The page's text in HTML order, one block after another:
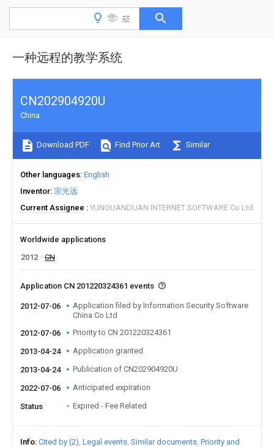
一种远程的教学系统
CN202904920U
China
Download PDF Find Prior Art Similar
Other languages English
Inventor 宗光远
Current Assignee
YUNGUANDUAN INTERNET SOFTWARE Co Ltd
Worldwide applications
2012
CN
Application CN 201220324361 events
2012-07-06
Application filed by Information Security Software
China Co Ltd
2012-07-06
Priority to CN 201220324361
2013-04-24 Application granted
2013-04-24 Publication of CN202904920U
2022-07-06 Anticipated expiration
Status Expired - Fee Related
Info Cited by (2) Legal events Similar documents Priority and